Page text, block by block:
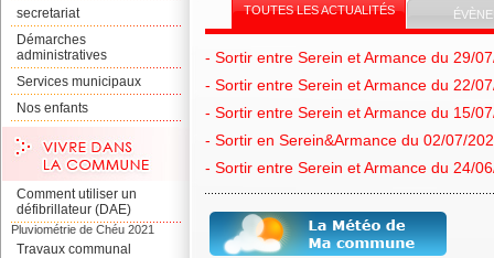
secretariat
Démarches
administratives
Services municipaux
Nos enfants
Comment utiliser un
défibrillateur (DAE)
Pluviométrie de Chéu 2021
Travaux communal
TOUTES LES ACTUALITÉS
- Sortir entre Serein et Armance du 29/
- Sortir entre Serein et Armance du 22/
- Sortir entre Serein et Armance du 15/
- Sortir en Serein&Armance du 02/07/
- Sortir entre Serein et Armance du 24/